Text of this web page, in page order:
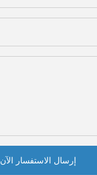
إرسال الاستفسار الآن